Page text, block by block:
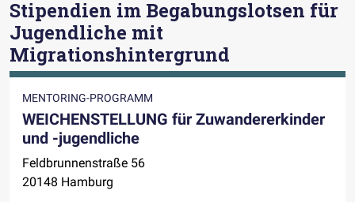
Stipendien im Begabungslotsen für
Jugendliche mit
Migrationshintergrund
MENTORING-PROGRAMM
WEICHENSTELLUNG für Zuwandererkinder
und -jugendliche
Feldbrunnenstraße 56
20148 Hamburg